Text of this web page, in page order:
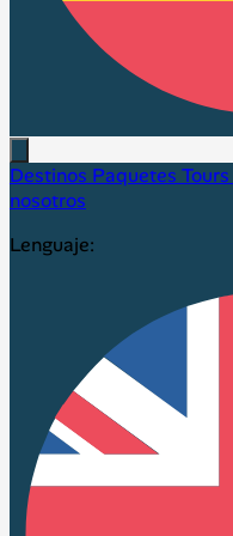
Destinos Paquetes Tours
nosotros
Lenguaje: